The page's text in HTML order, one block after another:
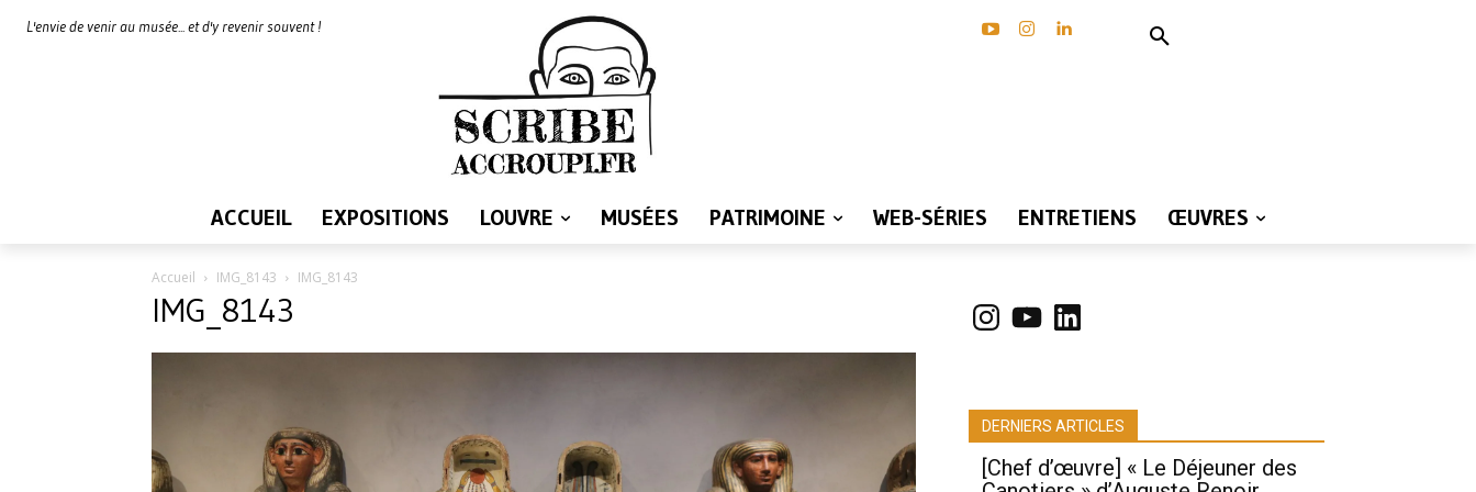
L'envie de venir au musée... et d'y revenir souvent !
ACCUEIL EXPOSITIONS LOUVRE MUSÉES PATRIMOINE WEB-SÉRIES ENTRETIENS ŒUVRES
Accueil IMG_8143 IMG_8143
IMG_8143 Instagram
YouTubeLinkedIn
DERNIERS ARTICLES
[Chef d’œuvre] « Le Déjeuner des